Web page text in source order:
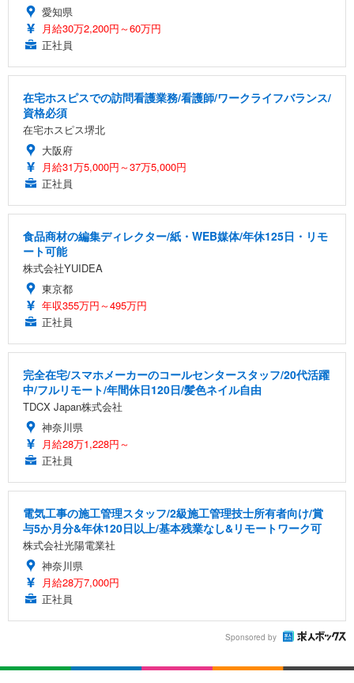
愛知県
月給30万2,200円～60万円
正社員
在宅ホスピスでの訪問看護業務/看護師/ワークライフバランス/
資格必須
在宅ホスピス堺北
大阪府
月給31万5,000円～37万5,000円
正社員
食品商材の編集ディレクター/紙・WEB媒体/年休125日・リモ
ート可能
株式会社YUIDEA
東京都
年収355万円～495万円
正社員
完全在宅/スマホメーカーのコールセンタースタッフ/20代活躍
中/フルリモート/年間休日120日/髪色ネイル自由
TDCX Japan株式会社
神奈川県
月給28万1,228円～
正社員
電気工事の施工管理スタッフ/2級施工管理技士所有者向け/賞
与5か月分&年休120日以上/基本残業なし&リモートワーク可
株式会社光陽電業社
神奈川県
月給28万7,000円
正社員
Sponsored by